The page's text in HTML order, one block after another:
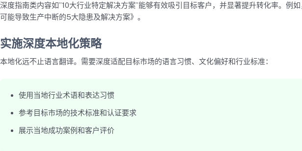
深度指南类内容如”10大行业特定解决方案”能够有效吸引目标客户，并显著提升转化率。例
可能导致生产中断的5大隐患及解决方案》。
实施深度本地化策略
本地化远不止语言翻译。需要深度适配目标市场的语言习惯、文化偏好和行业标准：
使用当地行业术语和表达习惯
参考目标市场的技术标准和认证要求
展示当地成功案例和客户评价